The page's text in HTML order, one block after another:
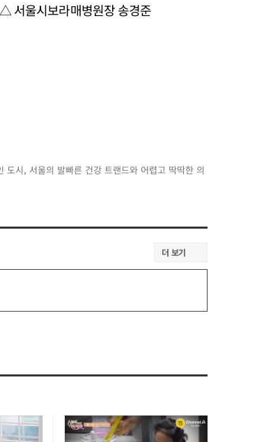
서울시보라매병원장 송경준
도시, 서울의 발빠른 건강 트랜드와 어렵고 딱딱한 의
더 보기